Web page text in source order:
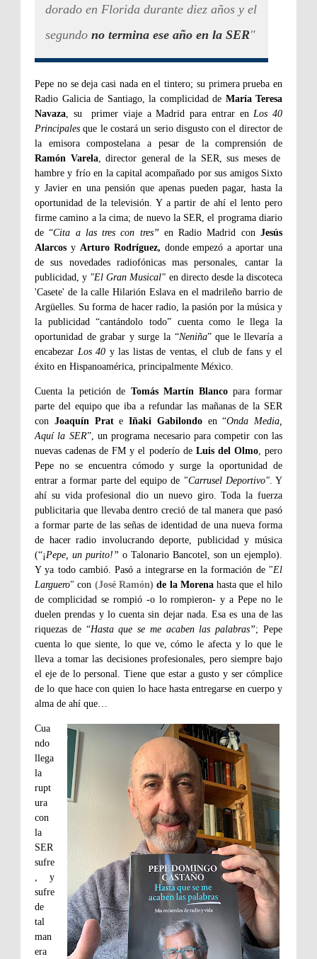
dorado en Florida durante diez años y el
segundo no termina ese año en la SER"
Pepe no se deja casi nada en el tintero; su primera prueba en
Radio Galicia de Santiago, la complicidad de María Teresa
Navaza, su primer viaje a Madrid para entrar enLos 40
Principales que le costará un serio disgusto con el director de
la emisora compostelana a pesar de la comprensión de
Ramón Varela, director general de la SER, sus meses de
hambre y frío en la capital acompañado por sus amigos Sixto
y Javier en una pensión que apenas pueden pagar, hasta la
oportunidad de la televisión. Y a partir de ahí el lento pero
firme camino a la cima; de nuevo la SER, el programa diario
de “Cita a las tres con tres” en Radio Madrid conJesús
Alarcos y Arturo Rodríguez, donde empezó a aportar una
de sus novedades radiofónicas mas personales, cantar la
publicidad, y "El Gran Musical" en directo desde la discoteca
'Casete' de la calle Hilarión Eslava en el madrileño barrio de
Argüelles. Su forma de hacer radio, la pasión por la música y
la publicidad “cantándolo todo” cuenta como le llega la
oportunidad de grabar y surge la “Neniña” que le llevaría a
encabezar Los 40 y las listas de ventas, el club de fans y el
éxito en Hispanoamérica, principalmente México.
Cuenta la petición de Tomás Martín Blancopara formar
parte del equipo que iba a refundar las mañanas de la SER
con Joaquín Prate Iñaki Gabilondoen “Onda Media,
Aquí la SER”, un programa necesario para competir con las
nuevas cadenas de FM y el poderío de Luis del Olmo, pero
Pepe no se encuentra cómodo y surge la oportunidad de
entrar a formar parte del equipo de "Carrusel Deportivo". Y
ahí su vida profesional dio un nuevo giro. Toda la fuerza
publicitaria que llevaba dentro creció de tal manera que pasó
a formar parte de las señas de identidad de una nueva forma
de hacer radio involucrando deporte, publicidad y música
(“¡Pepe, un purito!” o Talonario Bancotel, son un ejemplo).
Y ya todo cambió. Pasó a integrarse en la formación de "El
Larguero" con (José Ramón) de la Morenahasta que el hilo
de complicidad se rompió -o lo rompieron- y a Pepe no le
duelen prendas y lo cuenta sin dejar nada. Esa es una de las
riquezas de “Hasta que se me acaben las palabras”; Pepe
cuenta lo que siente, lo que ve, cómo le afecta y lo que le
lleva a tomar las decisiones profesionales, pero siempre bajo
el eje de lo personal. Tiene que estar a gusto y ser cómplice
de lo que hace con quien lo hace hasta entregarse en cuerpo y
alma de ahí que…
Cua
ndo
llega
la
rupt
ura
con
la
SER
sufre
, y
sufre
de
tal
man
era